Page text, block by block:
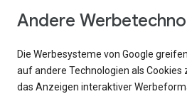
Andere
Die Werbesysteme von Google
auf andere Technologien als Cookies
das Anzeigen interaktiver